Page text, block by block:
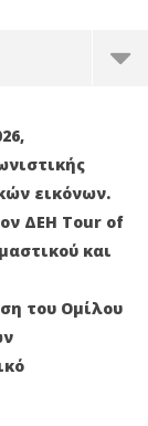
εικόνων.
ΔΕΗ Tour of
και
του Ομίλου